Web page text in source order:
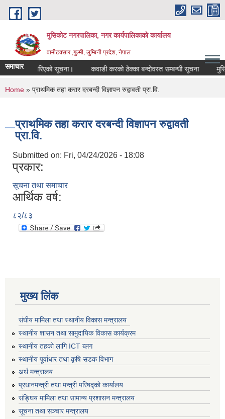
Skip to main content
मुसिकोट नगरपालिका, नगर कार्यपालिकाकाे कार्यालय
वामीटक्सार ,गुल्मी, लुम्बिनी प्रदेश, नेपाल
समाचारगरिएको सूचना। कवाडी करको ठेक्का बन्दोवस्त सम्बन्धी सूचना
You are here
Home » प्राथमिक तहा करार दरबन्दी विज्ञापन रुद्वावती प्रा.वि.
प्राथमिक तहा करार दरबन्दी विज्ञापन रुद्वावती
प्रा.वि.
Submitted on: Fri, 04/24/2026 - 18:08
प्रकार:
सूचना तथा समाचार
आर्थिक वर्ष:
८२/८३
मुख्य लिंक
संघीय मामिला तथा स्थानीय विकास मन्त्रालय
स्थानीय शासन तथा सामुदायिक विकास कार्यक्रम
स्थानीय तहको लागि ICT ब्लग
स्थानीय पूर्वाधार तथा कृषि सडक विभाग
अर्थ मन्त्रालय
प्रधानमन्त्री तथा मन्त्री परिषद्काे कार्यालय
संङ्घिय मामिला तथा सामान्य प्रशासन मन्त्रालय
सूचना तथा सञ्चार मन्त्रालय